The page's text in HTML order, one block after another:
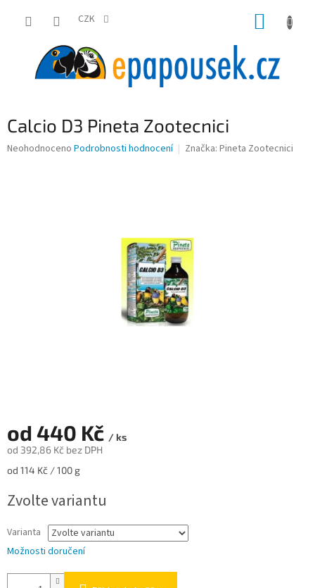
CZK
Calcio D3 Pineta Zootecnici
Průměrné
Neohodnoceno Podrobnosti hodnocení Značka: Pineta Zootecnici
od 440 Kč / ks
od 392,86 Kč bez DPH
Měrná
od 114 Kč / 100 g
Zvolte variantu
Varianta
Možnosti doručení